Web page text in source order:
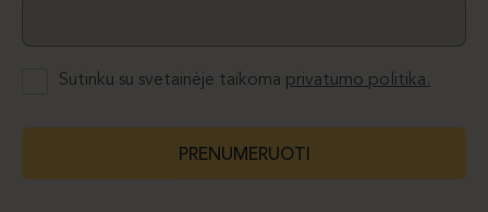
Sutinku su svetainėje taikoma privatumo politika.
PRENUMERUOTI